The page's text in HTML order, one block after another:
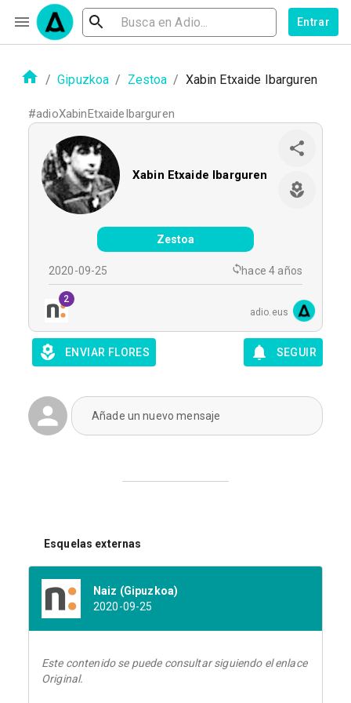
Entrar
/ Gipuzkoa / Zestoa / Xabin Etxaide Ibarguren
#adioXabinEtxaideIbarguren
Xabin Etxaide Ibarguren
Zestoa
2020-09-25 hace 4 años
2
adio.eus
ENVIAR FLORES SEGUIR
Añade un nuevo mensaje
Esquelas externas
Naiz (Gipuzkoa)
2020-09-25
Este contenido se puede consultar siguiendo el enlace
Original.